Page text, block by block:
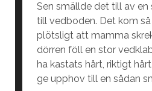
Sen smällde det till av en
till vedboden. Det kom
plötsligt att mamma
dörren föll en stor
ha kastats hårt, riktigt
ge upphov till en sådan